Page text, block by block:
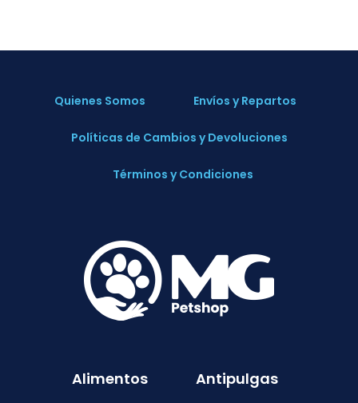
Quienes Somos Envíos y Repartos
Políticas de Cambios y Devoluciones
Términos y Condiciones
Alimentos
Antipulgas